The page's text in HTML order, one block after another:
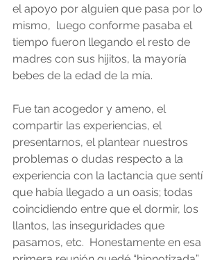
el apoyo por alguien que pasa por lo
mismo,  luego conforme pasaba el
tiempo fueron llegando el resto de
madres con sus hijitos, la mayoría
bebes de la edad de la mía.
Fue tan acogedor y ameno, el
compartir las experiencias, el
presentarnos, el plantear nuestros
problemas o dudas respecto a la
experiencia con la lactancia que sentí
que había llegado a un oasis; todas
coincidiendo entre que el dormir, los
llantos, las inseguridades que
pasamos, etc.  Honestamente en esa